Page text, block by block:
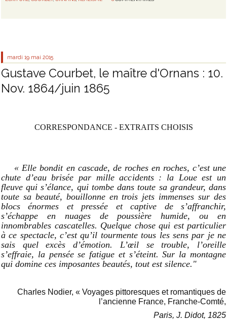
mardi 19 mai 2015
Gustave Courbet, le maître d'Ornans : 10.
Nov. 1864/juin 1865
CORRESPONDANCE - EXTRAITS CHOISIS
« Elle bondit en cascade, de roches en roches, c’est une
chute d’eau brisée par mille accidents : la Loue est un
fleuve qui s’élance, qui tombe dans toute sa grandeur, dans
toute sa beauté, bouillonne en trois jets immenses sur des
blocs énormes et pressée et captive de s’affranchir,
s’échappe en nuages de poussière humide, ou en
innombrables cascatelles. Quelque chose qui est particulier
à ce spectacle, c’est qu’il tourmente tous les sens par je ne
sais quel excès d’émotion. L’œil se trouble, l’oreille
s’effraie, la pensée se fatigue et s’éteint. Sur la montagne
qui domine ces imposantes beautés, tout est silence."
Charles Nodier, « Voyages pittoresques et romantiques de
l’ancienne France, Franche-Comté,
Paris, J. Didot, 1825